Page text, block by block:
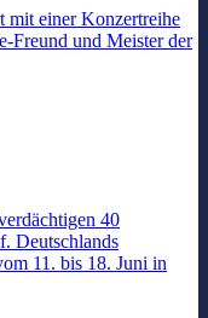
mit einer Konzertreihe
Freund und Meister der
40
Deutschlands
11. bis 18. Juni in